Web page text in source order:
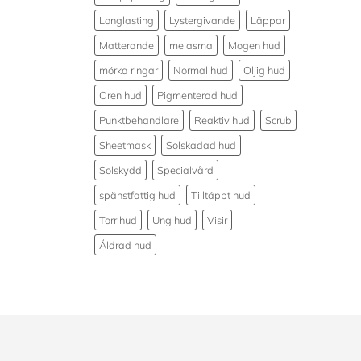
Longlasting
Lystergivande
Läppar
Matterande
melasma
Mogen hud
mörka ringar
Normal hud
Oljig hud
Oren hud
Pigmenterad hud
Punktbehandlare
Reaktiv hud
Scrub
Sheetmask
Solskadad hud
Solskydd
Specialvård
spänstfattig hud
Tilltäppt hud
Torr hud
Ung hud
Visir
Åldrad hud